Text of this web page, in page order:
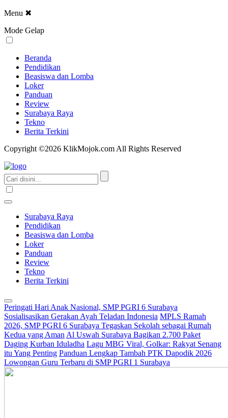
Menu ✖
Mode Gelap
Beranda
Pendidikan
Beasiswa dan Lomba
Loker
Panduan
Review
Surabaya Raya
Tekno
Berita Terkini
Copyright ©2026 KlikMojok.com All Rights Reserved
Surabaya Raya
Pendidikan
Beasiswa dan Lomba
Loker
Panduan
Review
Tekno
Berita Terkini
Peringati Hari Anak Nasional, SMP PGRI 6 Surabaya
Sosialisasikan Gerakan Ayah Teladan Indonesia MPLS Ramah
2026, SMP PGRI 6 Surabaya Tegaskan Sekolah sebagai Rumah
Kedua yang Aman Al Uswah Surabaya Bagikan 2.700 Paket
Daging Kurban Iduladha Lagu MBG Viral, Golkar: Rakyat Senang
itu Yang Penting Panduan Lengkap Tambah PTK Dapodik 2026
Lowongan Guru Terbaru di SMP PGRI 1 Surabaya